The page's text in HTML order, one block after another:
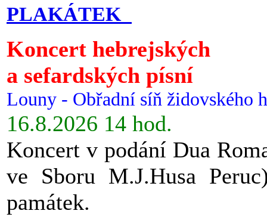
PLAKÁTEK
Koncert hebrejských
a sefardských písní
Louny - Obřadní síň židovského
16.8.2026 14 hod.
Koncert v podání Dua
ve Sboru M.J.Husa
památek.